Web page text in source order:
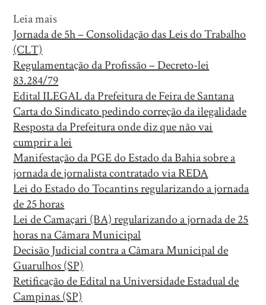
Leia mais
Jornada de 5h – Consolidação das Leis do Trabalho
(CLT)
Regulamentação da Profissão – Decreto-lei
83.284/79
Edital ILEGAL da Prefeitura de Feira de Santana
Carta do Sindicato pedindo correção da ilegalidade
Resposta da Prefeitura onde diz que não vai
cumprir a lei
Manifestação da PGE do Estado da Bahia sobre a
jornada de jornalista contratado via REDA
Lei do Estado do Tocantins regularizando a jornada
de 25 horas
Lei de Camaçari (BA) regularizando a jornada de 25
horas na Câmara Municipal
Decisão Judicial contra a Câmara Municipal de
Guarulhos (SP)
Retificação de Edital na Universidade Estadual de
Campinas (SP)